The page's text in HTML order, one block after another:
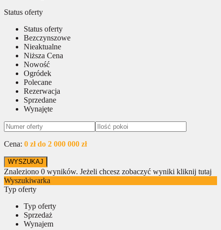
Status oferty
Status oferty
Bezczynszowe
Nieaktualne
Niższa Cena
Nowość
Ogródek
Polecane
Rezerwacja
Sprzedane
Wynajęte
Cena: 0 zł do 2 000 000 zł
Znaleziono 0 wyników. Jeżeli chcesz zobaczyć wyniki kliknij tutaj
Wyszukiwarka
Typ oferty
Typ oferty
Sprzedaż
Wynajem